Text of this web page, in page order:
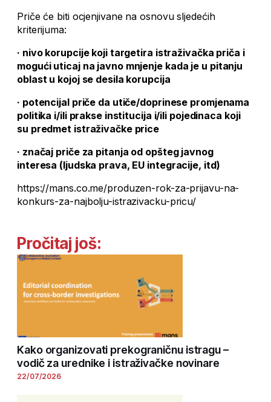
Priče će biti ocjenjivane na osnovu sljedećih
kriterijuma:
· nivo korupcije koji targetira istraživačka priča i
mogući uticaj na javno mnjenje kada je u pitanju
oblast u kojoj se desila korupcija
· potencijal priče da utiče/doprinese promjenama
politika i/ili prakse institucija i/ili pojedinaca koji
su predmet istraživačke price
· značaj priče za pitanja od opšteg javnog
interesa (ljudska prava, EU integracije, itd)
https://mans.co.me/produzen-rok-za-prijavu-na-
konkurs-za-najbolju-istrazivacku-pricu/
Pročitaj još:
Kako organizovati prekograničnu istragu –
vodič za urednike i istraživačke novinare
22/07/2026